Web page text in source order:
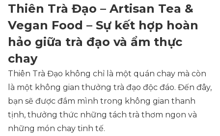
Thiên Trà Đạo – Artisan Tea &
Vegan Food – Sự kết hợp hoàn
hảo giữa trà đạo và ẩm thực
chay
Thiên Trà Đạo không chỉ là một quán chay mà còn
là một không gian thưởng trà đạo độc đáo. Đến đây,
bạn sẽ được đắm mình trong không gian thanh
tịnh, thưởng thức những tách trà thơm ngon và
những món chay tinh tế.